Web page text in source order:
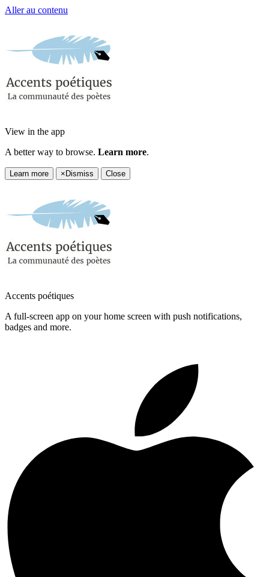
Aller au contenu
View in the app
A better way to browse. Learn more.
Learn more × Dismiss Close
Accents poétiques
A full-screen app on your home screen with push notifications,
badges and more.